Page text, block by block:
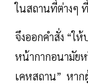
ในสถานที่ต่างๆ
จึงออกคําสั่ง “ใ
หน้ากากอนามัย
เคหสถาน” หาก